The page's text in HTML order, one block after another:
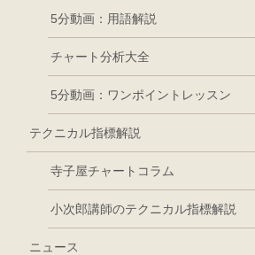
5分動画：用語解説
チャート分析大全
5分動画：ワンポイントレッスン
テクニカル指標解説
寺子屋チャートコラム
小次郎講師のテクニカル指標解説
ニュース